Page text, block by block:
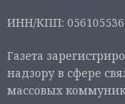
ИНН/КПП:
Газета
надзору в сфере
массовых